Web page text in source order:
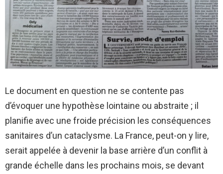
Le document en question ne se contente pas
d’évoquer une hypothèse lointaine ou abstraite ; il
planifie avec une froide précision les conséquences
sanitaires d’un cataclysme. La France, peut-on y lire,
serait appelée à devenir la base arrière d’un conflit à
grande échelle dans les prochains mois, se devant